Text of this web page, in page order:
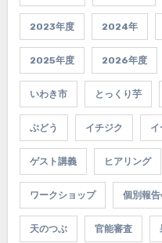
2023年度 2024年
2025年度 2026年度
いわき市 とっくり芋
ぶどう イチジク イ
ゲスト講義 ヒアリング
ワークショップ 個別報告
天のつぶ 官能審査